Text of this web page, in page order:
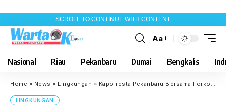
SCROLL TO CONTINUE WITH CONTENT
Font
Aa
Nasional Riau Pekanbaru Dumai Bengkalis
Home » News » Lingkungan » Kapolresta Pekanbaru Bersama Forkopimda Kunjungi Lokasi Banjir di Bukit Raya
LINGKUNGAN